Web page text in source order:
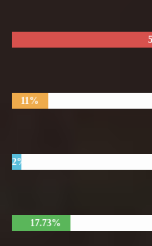
11%
2%
17.73%